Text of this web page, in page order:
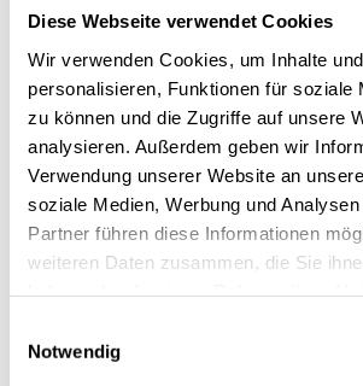
Diese Webseite verwendet Cookies
Wir verwenden Cookies, um Inhalte
personalisieren, Funktionen für soziale
zu können und die Zugriffe auf unsere
analysieren. Außerdem geben wir
Verwendung unserer Website an
soziale Medien, Werbung und
Partner führen diese Informationen
weiteren Daten zusammen, die Sie
Notwendig